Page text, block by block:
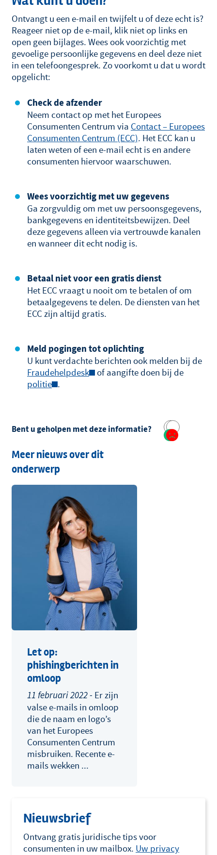
Ontvangt u een e-mail en twijfelt u of deze echt is?
Reageer niet op de e-mail, klik niet op links en
open geen bijlages. Wees ook voorzichtig met
gevoelige persoonlijke gegevens en deel deze niet
in een telefoongesprek. Zo voorkomt u dat u wordt
opgelicht:
Check de afzender
Neem contact op met het Europees
Consumenten Centrum via Contact – Europees
Consumenten Centrum (ECC). Het ECC kan u
laten weten of een e-mail echt is en andere
consumenten hiervoor waarschuwen.
Wees voorzichtig met uw gegevens
Ga zorgvuldig om met uw persoonsgegevens,
bankgegevens en identiteitsbewijzen. Deel
deze gegevens alleen via vertrouwde kanalen
en wanneer dit echt nodig is.
Betaal niet voor een gratis dienst
Het ECC vraagt u nooit om te betalen of om
betaalgegevens te delen. De diensten van het
ECC zijn altijd gratis.
Meld pogingen tot oplichting
U kunt verdachte berichten ook melden bij de
Fraudehelpdesk
of aangifte doen bij de
politie .
Bent u geholpen met deze informatie?
Meer nieuws over dit
onderwerp
Let op:
phishingberichten in
omloop
11 februari 2022 - Er zijn
valse e-mails in omloop
die de naam en logo’s
van het Europees
Consumenten Centrum
misbruiken. Recente e-
mails wekken ...
Nieuwsbrief
Ontvang gratis juridische tips voor
consumenten in uw mailbox. Uw privacy